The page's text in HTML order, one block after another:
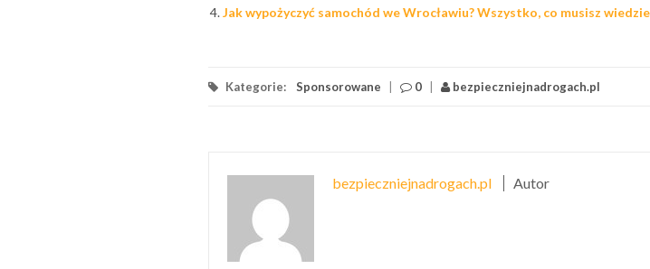
Jak wypożyczyć samochód we Wrocławiu? Wszystko, co musisz
Kategorie: Sponsorowane 0 bezpieczniejnadrogach.pl
bezpieczniejnadrogach.pl Autor